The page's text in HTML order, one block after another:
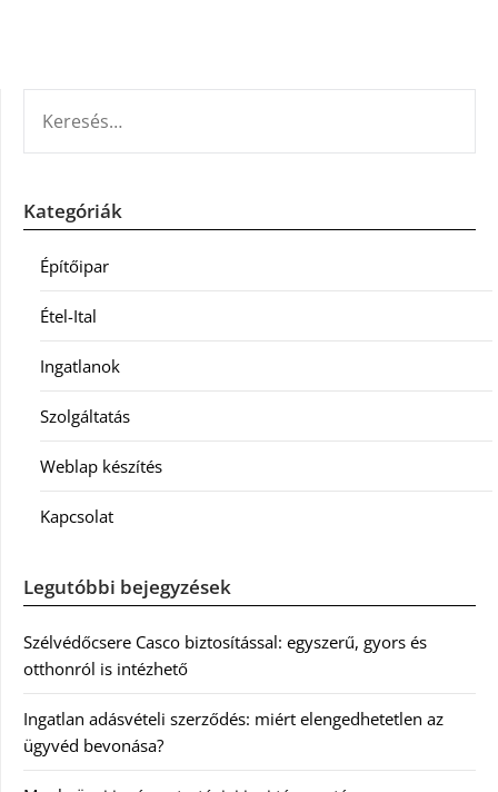
Kategóriák
Építőipar
Étel-Ital
Ingatlanok
Szolgáltatás
Weblap készítés
Kapcsolat
Legutóbbi bejegyzések
Szélvédőcsere Casco biztosítással: egyszerű, gyors és
otthonról is intézhető
Ingatlan adásvételi szerződés: miért elengedhetetlen az
ügyvéd bevonása?